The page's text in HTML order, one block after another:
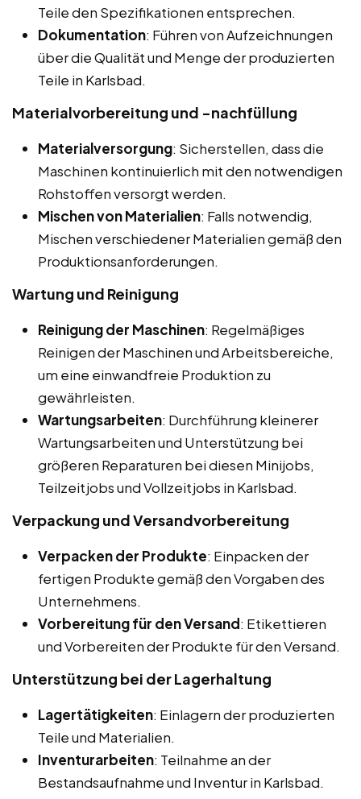
Teile den Spezifikationen entsprechen.
Dokumentation: Führen von Aufzeichnungen
über die Qualität und Menge der produzierten
Teile in Karlsbad.
Materialvorbereitung und -nachfüllung
Materialversorgung: Sicherstellen, dass die
Maschinen kontinuierlich mit den notwendigen
Rohstoffen versorgt werden.
Mischen von Materialien: Falls notwendig,
Mischen verschiedener Materialien gemäß den
Produktionsanforderungen.
Wartung und Reinigung
Reinigung der Maschinen: Regelmäßiges
Reinigen der Maschinen und Arbeitsbereiche,
um eine einwandfreie Produktion zu
gewährleisten.
Wartungsarbeiten: Durchführung kleinerer
Wartungsarbeiten und Unterstützung bei
größeren Reparaturen bei diesen Minijobs,
Teilzeitjobs und Vollzeitjobs in Karlsbad.
Verpackung und Versandvorbereitung
Verpacken der Produkte: Einpacken der
fertigen Produkte gemäß den Vorgaben des
Unternehmens.
Vorbereitung für den Versand: Etikettieren
und Vorbereiten der Produkte für den Versand.
Unterstützung bei der Lagerhaltung
Lagertätigkeiten: Einlagern der produzierten
Teile und Materialien.
Inventurarbeiten: Teilnahme an der
Bestandsaufnahme und Inventur in Karlsbad.